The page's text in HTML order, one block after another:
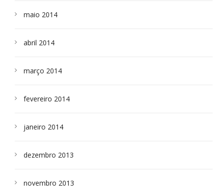
maio 2014
abril 2014
março 2014
fevereiro 2014
janeiro 2014
dezembro 2013
novembro 2013